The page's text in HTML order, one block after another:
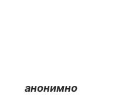
анонимно